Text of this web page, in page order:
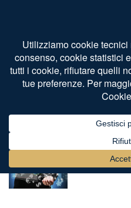
trasferirsi Gibilterra
Tag:trasferirsi
Gibilterra
APRILE 29, 2022
Trasferire
DI AVV. DANIELE